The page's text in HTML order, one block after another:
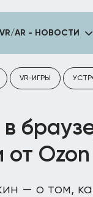
VR/AR - НОВОСТИ
VR-ИГРЫ
Ozon
— о том,